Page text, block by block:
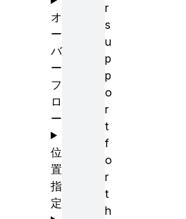
r
s
u
p
p
o
r
t
f
o
r
t
h
オ
ー
バ
ー
フ
ロ
ー
位
置
指
定